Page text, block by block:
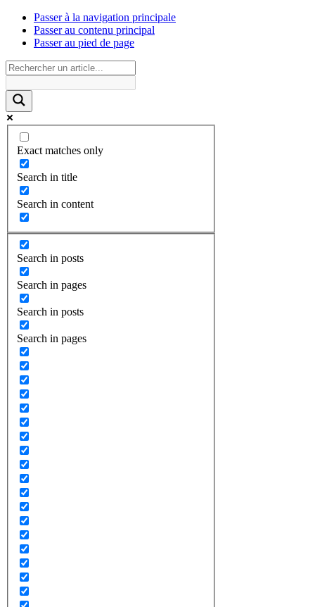
Passer à la navigation principale
Passer au contenu principal
Passer au pied de page
Exact matches only
Search in title
Search in content
Search in posts
Search in pages
Search in posts
Search in pages